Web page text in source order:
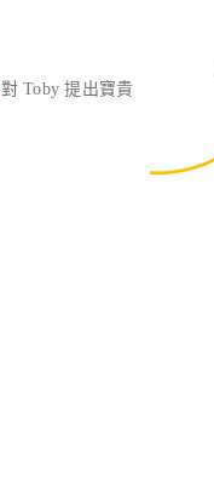
對 Toby 提出寶貴